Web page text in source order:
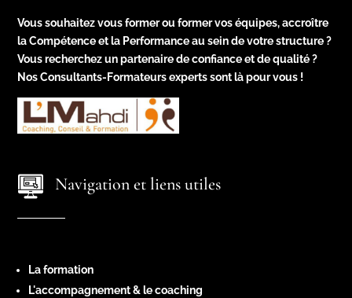
Vous souhaitez vous former ou former vos équipes, accroître
la Compétence et la Performance au sein de votre structure ?
Vous recherchez un partenaire de confiance et de qualité ?
Nos Consultants-Formateurs experts sont là pour vous !
Navigation et liens utiles
La formation
L'accompagnement & le coaching